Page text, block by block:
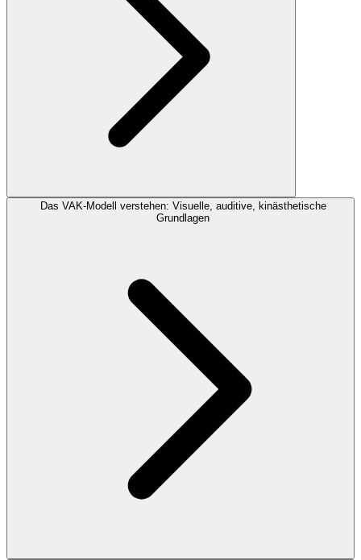
Das VAK-Modell verstehen: Visuelle, auditive, kinästhetische
Grundlagen